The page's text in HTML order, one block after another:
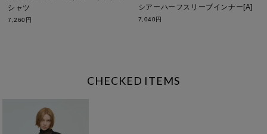
シャツ
7,260円
シアーハーフスリーブインナー[A]
7,040円
CHECKED ITEMS